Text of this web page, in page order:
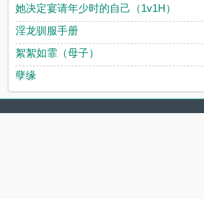
她决定宴请年少时的自己（1v1H）
淫龙驯服手册
絮絮如霏（母子）
孽缘